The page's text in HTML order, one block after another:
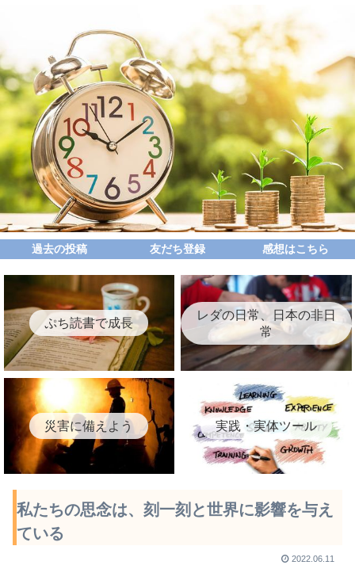
過去の投稿 友だち登録 感想はこちら
ぷち読書で成長
レダの日常、日本の非日
常
災害に備えよう 実践・実体ツール
私たちの思念は、刻一刻と世界に影響を与え
ている
2022.06.11